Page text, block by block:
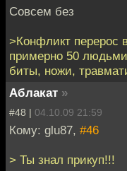
Совсем без
>Конфликт перерос
примерно 50
биты, ножи,
Аблакат »
#48 | 04.10.09 21:59
Кому: glu87, #46
> Ты знал прикуп!!!